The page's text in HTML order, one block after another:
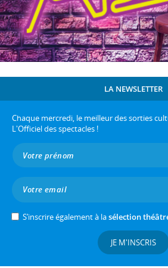
LA NEWSLETTER
Chaque mercredi, le meilleur des sorties
L'Officiel des spectacles !
S’inscrire également à lasélection
JE M'INSCRIS